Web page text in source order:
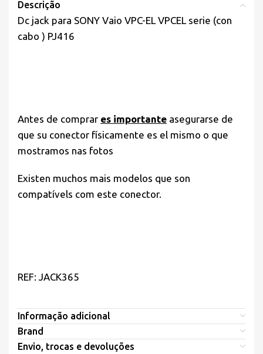
Descrição
Dc jack para SONY Vaio VPC-EL VPCEL serie (con
cabo ) PJ416
Antes de comprar es importante asegurarse de
que su conector físicamente es el mismo o que
mostramos nas fotos
Existen muchos mais modelos que son
compatívels com este conector.
REF: JACK365
Informação adicional
Brand
Envio, trocas e devoluções